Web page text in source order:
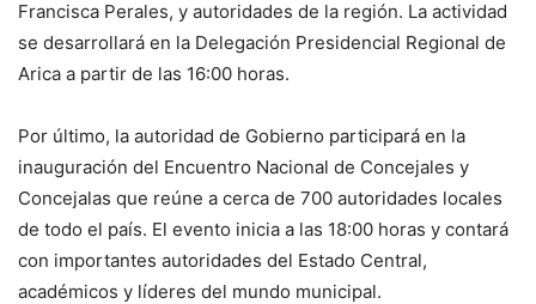
Francisca Perales, y autoridades de la región. La actividad
se desarrollará en la Delegación Presidencial Regional de
Arica a partir de las 16:00 horas.
Por último, la autoridad de Gobierno participará en la
inauguración del Encuentro Nacional de Concejales y
Concejalas que reúne a cerca de 700 autoridades locales
de todo el país. El evento inicia a las 18:00 horas y contará
con importantes autoridades del Estado Central,
académicos y líderes del mundo municipal.